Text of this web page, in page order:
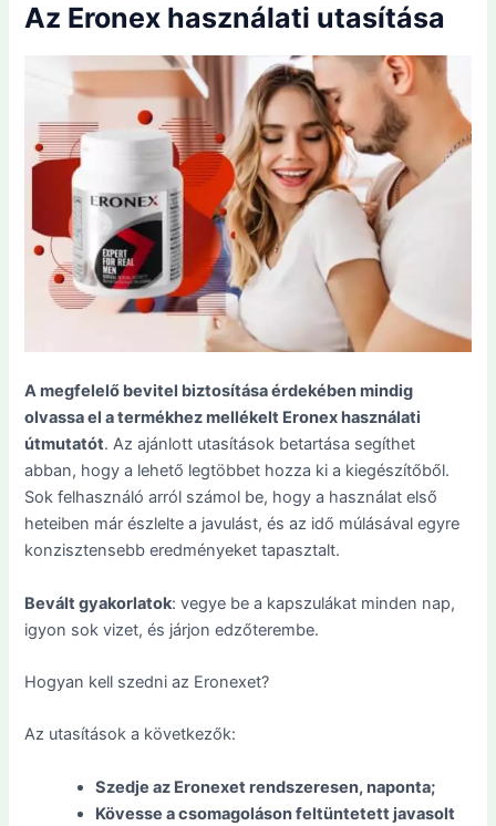
Az Eronex használati utasítása
A megfelelő bevitel biztosítása érdekében mindig
olvassa el a termékhez mellékelt Eronex használati
útmutatót. Az ajánlott utasítások betartása segíthet
abban, hogy a lehető legtöbbet hozza ki a kiegészítőből.
Sok felhasználó arról számol be, hogy a használat első
heteiben már észlelte a javulást, és az idő múlásával egyre
konzisztensebb eredményeket tapasztalt.
Bevált gyakorlatok: vegye be a kapszulákat minden nap,
igyon sok vizet, és járjon edzőterembe.
Hogyan kell szedni az Eronexet?
Az utasítások a következők:
Szedje az Eronexet rendszeresen, naponta;
Kövesse a csomagoláson feltüntetett javasolt